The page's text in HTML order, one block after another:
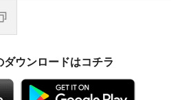
ウンロードはコチラ